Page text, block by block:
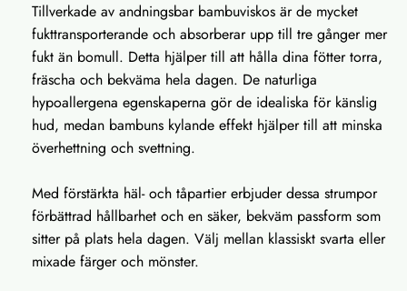
Tillverkade av andningsbar bambuviskos är de mycket
fukttransporterande och absorberar upp till tre gånger mer
fukt än bomull. Detta hjälper till att hålla dina fötter torra,
fräscha och bekväma hela dagen. De naturliga
hypoallergena egenskaperna gör de idealiska för känslig
hud, medan bambuns kylande effekt hjälper till att minska
överhettning och svettning.
Med förstärkta häl- och tåpartier erbjuder dessa strumpor
förbättrad hållbarhet och en säker, bekväm passform som
sitter på plats hela dagen. Välj mellan klassiskt svarta eller
mixade färger och mönster.